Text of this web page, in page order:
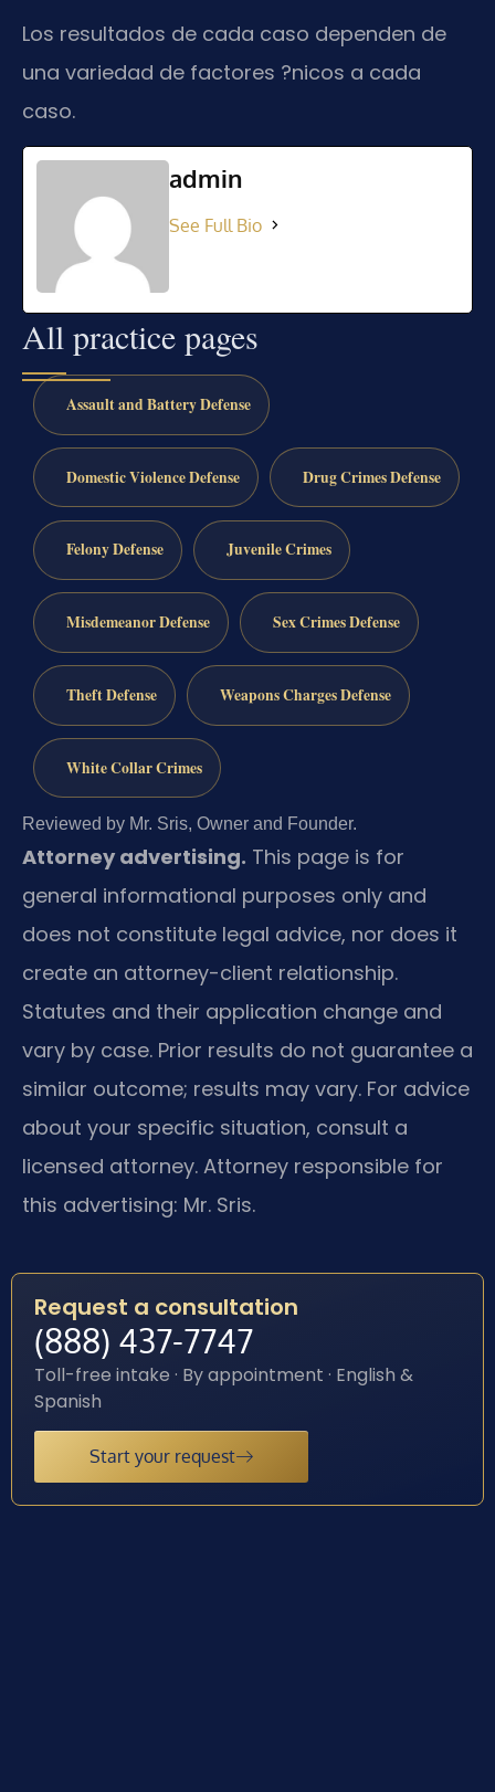
Los resultados de cada caso dependen de
una variedad de factores ?nicos a cada
caso.
admin
See Full Bio
All practice pages
Assault and Battery Defense
Domestic Violence Defense Drug Crimes Defense
Felony Defense Juvenile Crimes
Misdemeanor Defense Sex Crimes Defense
Theft Defense Weapons Charges Defense
White Collar Crimes
Reviewed by Mr. Sris, Owner and Founder.
Attorney advertising. This page is for
general informational purposes only and
does not constitute legal advice, nor does it
create an attorney-client relationship.
Statutes and their application change and
vary by case. Prior results do not guarantee a
similar outcome; results may vary. For advice
about your specific situation, consult a
licensed attorney. Attorney responsible for
this advertising: Mr. Sris.
Request a consultation
(888) 437-7747
Toll-free intake · By appointment · English &
Spanish
Start your request